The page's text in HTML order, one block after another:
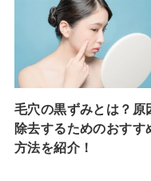
毛穴の黒ずみとは？原
除去するためのおすす
方法を紹介！